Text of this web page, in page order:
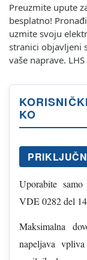
Preuzmite upute
besplatno!
uzmite svoju
stranici objavljeni
vaše naprave.
KO
Uporabite
VDE 0282 del
Maksimalna
napeljava